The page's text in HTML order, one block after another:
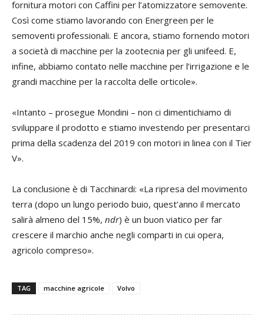
fornitura motori con Caffini per l’atomizzatore semovente.
Così come stiamo lavorando con Energreen per le
semoventi professionali. E ancora, stiamo fornendo motori
a società di macchine per la zootecnia per gli unifeed. E,
infine, abbiamo contato nelle macchine per l’irrigazione e le
grandi macchine per la raccolta delle orticole».
«Intanto – prosegue Mondini – non ci dimentichiamo di
sviluppare il prodotto e stiamo investendo per presentarci
prima della scadenza del 2019 con motori in linea con il Tier
V».
La conclusione è di Tacchinardi: «La ripresa del movimento
terra (dopo un lungo periodo buio, quest’anno il mercato
salirà almeno del 15%, ndr) è un buon viatico per far
crescere il marchio anche negli comparti in cui opera,
agricolo compreso».
TAG macchine agricole Volvo